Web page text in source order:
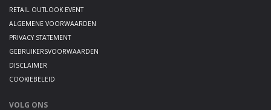
RETAIL OUTLOOK EVENT
ALGEMENE VOORWAARDEN
PRIVACY STATEMENT
GEBRUIKERSVOORWAARDEN
DISCLAIMER
COOKIEBELEID
VOLG ONS